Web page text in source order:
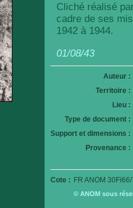
Cliché réalisé
cadre de ses
1942 à 1944.
01/08/43
Auteur :
Territoire :
Lieu :
Type de document :
Support et dimensions :
Provenance :
Cote : FR ANOM
© ANOM sous